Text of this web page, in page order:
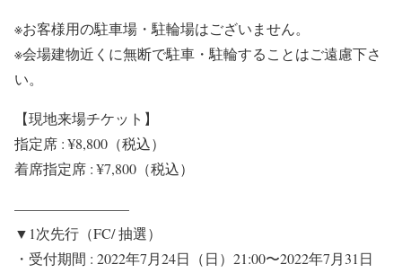
※お客様用の駐車場・駐輪場はございません。
※会場建物近くに無断で駐車・駐輪することはご遠慮下さ
い。
【現地来場チケット】
指定席 : ¥8,800（税込）
着席指定席 : ¥7,800（税込）
————————
▼1次先行（FC/ 抽選）
・受付期間 : 2022年7月24日（日）21:00〜2022年7月31日